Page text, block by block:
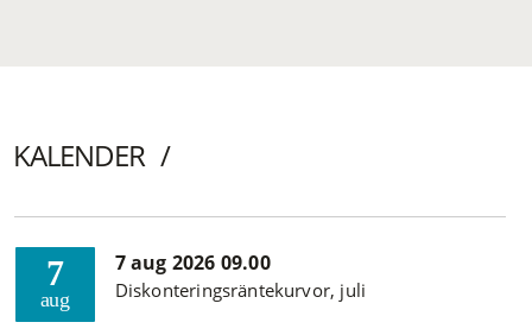
KALENDER
7
aug
7 aug 2026 09.00
Diskonteringsräntekurvor, juli